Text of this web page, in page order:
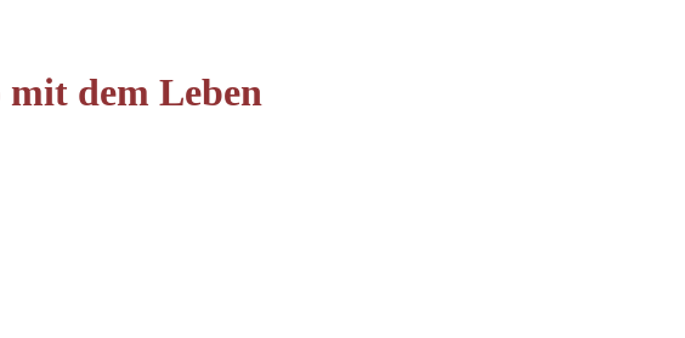
mit dem Leben